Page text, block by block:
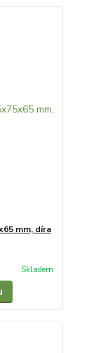
mm, díra
Skladem